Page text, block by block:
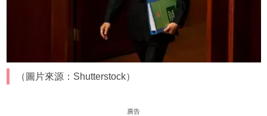
（圖片來源：Shutterstock）
廣告